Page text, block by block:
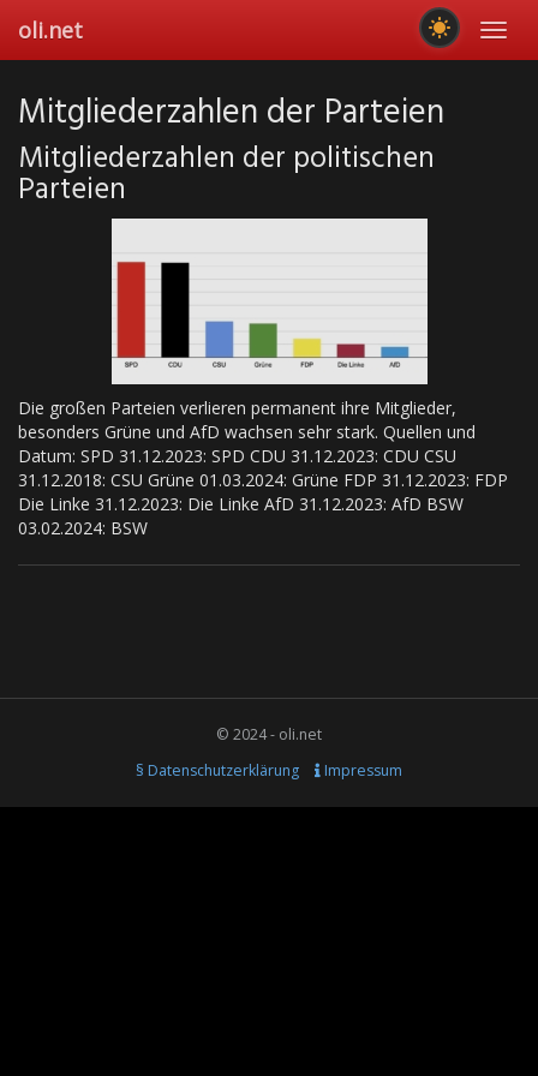
main
oli.net
Mitgliederzahlen der Parteien
Mitgliederzahlen der politischen
Parteien
Die großen Parteien verlieren permanent ihre Mitglieder,
besonders Grüne und AfD wachsen sehr stark. Quellen und
Datum: SPD 31.12.2023: SPD CDU 31.12.2023: CDU CSU
31.12.2018: CSU Grüne 01.03.2024: Grüne FDP 31.12.2023: FDP
Die Linke 31.12.2023: Die Linke AfD 31.12.2023: AfD BSW
03.02.2024: BSW
© 2024 - oli.net
§ Datenschutzerklärung
Impressum